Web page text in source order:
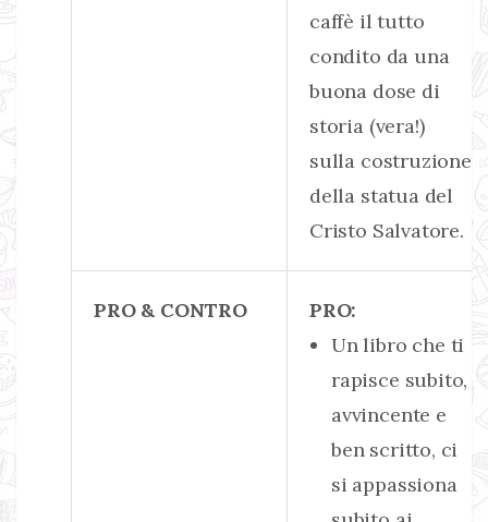
caffè il tutto
condito da una
buona dose di
storia (vera!)
sulla costruzione
della statua del
Cristo Salvatore.
PRO & CONTRO
PRO:
Un libro che ti
rapisce subito,
avvincente e
ben scritto, ci
si appassiona